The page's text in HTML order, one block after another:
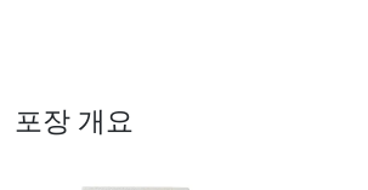
포장 개요